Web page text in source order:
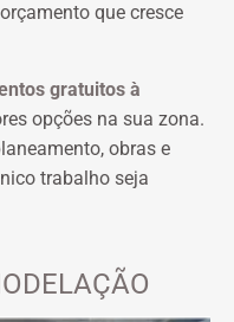
que cresce
gratuitos à
opções na sua zona.
obras e
trabalho seja